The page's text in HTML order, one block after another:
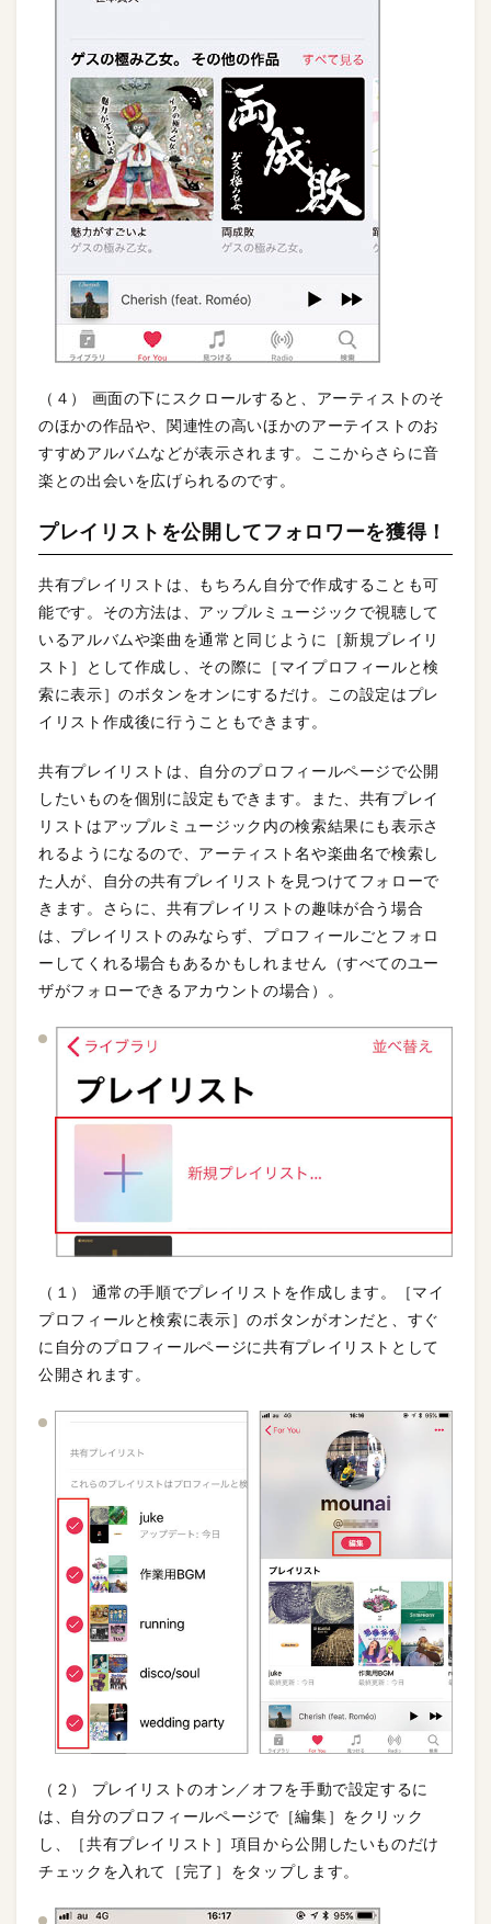
（４） 画面の下にスクロールすると、アーティストのそ
のほかの作品や、関連性の高いほかのアーテイストのお
すすめアルバムなどが表示されます。ここからさらに音
楽との出会いを広げられるのです。
プレイリストを公開してフォロワーを獲得！
共有プレイリストは、もちろん自分で作成することも可
能です。その方法は、アップルミュージックで視聴して
いるアルバムや楽曲を通常と同じように［新規プレイリ
スト］として作成し、その際に［マイプロフィールと検
索に表示］のボタンをオンにするだけ。この設定はプレ
イリスト作成後に行うこともできます。
共有プレイリストは、自分のプロフィールページで公開
したいものを個別に設定もできます。また、共有プレイ
リストはアップルミュージック内の検索結果にも表示さ
れるようになるので、アーティスト名や楽曲名で検索し
た人が、自分の共有プレイリストを見つけてフォローで
きます。さらに、共有プレイリストの趣味が合う場合
は、プレイリストのみならず、プロフィールごとフォロ
ーしてくれる場合もあるかもしれません（すべてのユー
ザがフォローできるアカウントの場合）。
（１） 通常の手順でプレイリストを作成します。［マイ
プロフィールと検索に表示］のボタンがオンだと、すぐ
に自分のプロフィールページに共有プレイリストとして
公開されます。
（２） プレイリストのオン／オフを手動で設定するに
は、自分のプロフィールページで［編集］をクリック
し、［共有プレイリスト］項目から公開したいものだけ
チェックを入れて［完了］をタップします。